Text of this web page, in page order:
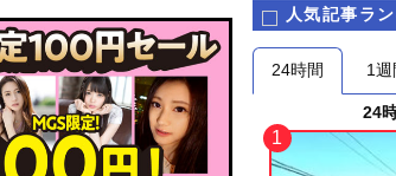
有権者をドン引...
た時は0だっ...
場増築へ
飲めてイケメン...
人気記事ラ
24時間 1週
24